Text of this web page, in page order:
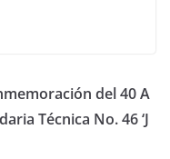
del 40 A
Técnica No. 46 ‘J